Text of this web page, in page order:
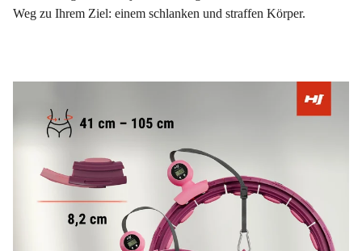
Weg zu Ihrem Ziel: einem schlanken und straffen Körper.